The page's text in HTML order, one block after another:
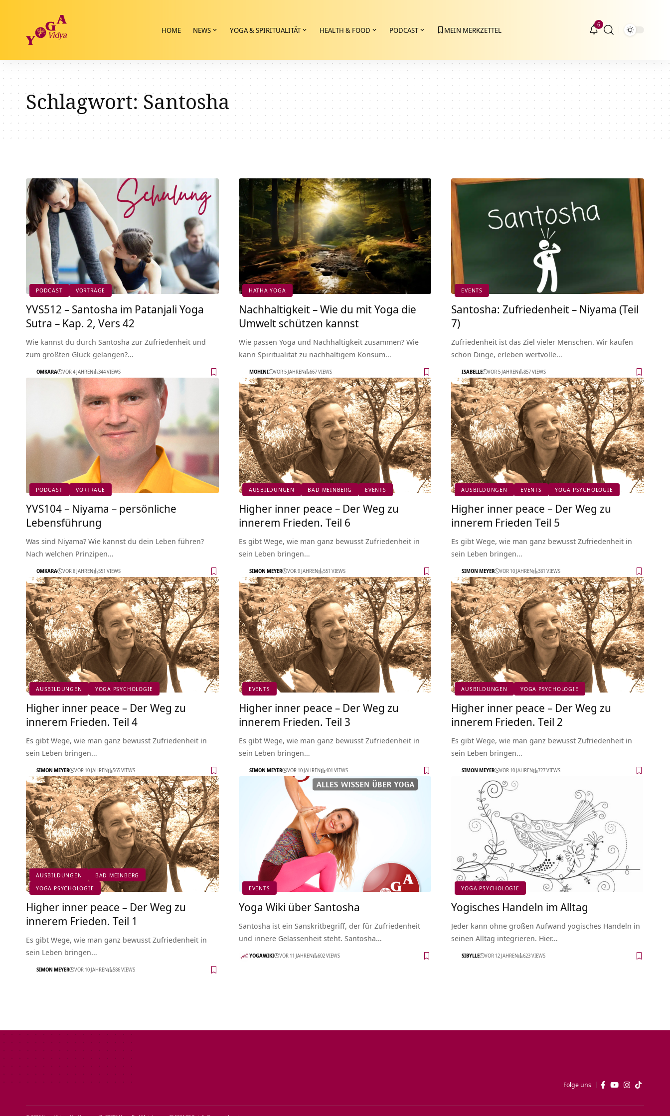
HOME NEWS YOGA & SPIRITUALITÄT HEALTH & FOOD PODCAST MEIN MERKZETTEL
6
Schlagwort: Santosha
PODCAST VORTRÄGE
YVS512 – Santosha im Patanjali Yoga
Sutra – Kap. 2, Vers 42
Wie kannst du durch Santosha zur Zufriedenheit und
zum größten Glück gelangen?…
OMKARA VOR 4 JAHREN 344 VIEWS
HATHA YOGA
Nachhaltigkeit – Wie du mit Yoga die
Umwelt schützen kannst
Wie passen Yoga und Nachhaltigkeit zusammen? Wie
kann Spiritualität zu nachhaltigem Konsum…
MOHINI VOR 5 JAHREN 667 VIEWS
EVENTS
Santosha: Zufriedenheit – Niyama (Teil
7)
Zufriedenheit ist das Ziel vieler Menschen. Wir kaufen
schön Dinge, erleben wertvolle…
ISABELLE VOR 5 JAHREN 857 VIEWS
PODCAST VORTRÄGE
YVS104 – Niyama – persönliche
Lebensführung
Was sind Niyama? Wie kannst du dein Leben führen?
Nach welchen Prinzipen…
OMKARA VOR 8 JAHREN 551 VIEWS
AUSBILDUNGEN BAD MEINBERG EVENTS
Higher inner peace – Der Weg zu
innerem Frieden. Teil 6
Es gibt Wege, wie man ganz bewusst Zufriedenheit in
sein Leben bringen…
SIMON MEYER VOR 9 JAHREN 551 VIEWS
AUSBILDUNGEN EVENTS YOGA PSYCHOLOGIE
Higher inner peace – Der Weg zu
innerem Frieden Teil 5
Es gibt Wege, wie man ganz bewusst Zufriedenheit in
sein Leben bringen…
SIMON MEYER VOR 10 JAHREN 381 VIEWS
AUSBILDUNGEN YOGA PSYCHOLOGIE
Higher inner peace – Der Weg zu
innerem Frieden. Teil 4
Es gibt Wege, wie man ganz bewusst Zufriedenheit in
sein Leben bringen…
SIMON MEYER VOR 10 JAHREN 565 VIEWS
EVENTS
Higher inner peace – Der Weg zu
innerem Frieden. Teil 3
Es gibt Wege, wie man ganz bewusst Zufriedenheit in
sein Leben bringen…
SIMON MEYER VOR 10 JAHREN 401 VIEWS
AUSBILDUNGEN YOGA PSYCHOLOGIE
Higher inner peace – Der Weg zu
innerem Frieden. Teil 2
Es gibt Wege, wie man ganz bewusst Zufriedenheit in
sein Leben bringen…
SIMON MEYER VOR 10 JAHREN 727 VIEWS
AUSBILDUNGEN
BAD MEINBERG
YOGA PSYCHOLOGIE
Higher inner peace – Der Weg zu
innerem Frieden. Teil 1
Es gibt Wege, wie man ganz bewusst Zufriedenheit in
sein Leben bringen…
SIMON MEYER VOR 10 JAHREN 586 VIEWS
EVENTS
Yoga Wiki über Santosha
Santosha ist ein Sanskritbegriff, der für Zufriedenheit
und innere Gelassenheit steht. Santosha…
YOGAWIKI VOR 11 JAHREN 602 VIEWS
YOGA PSYCHOLOGIE
Yogisches Handeln im Alltag
Jeder kann ohne großen Aufwand yogisches Handeln in
seinen Alltag integrieren. Hier…
SIBYLLE VOR 12 JAHREN 623 VIEWS
Folge uns